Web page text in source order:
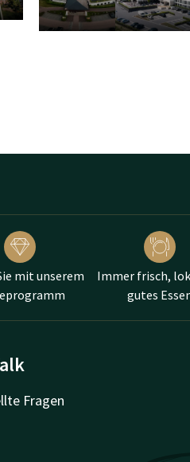
das Van der Valk
mit unserem
Immer frisch,
gutes
Fragen